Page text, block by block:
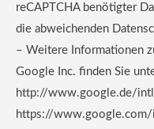
reCAPTCHA benötigter
die abweichenden
– Weitere Informationen
Google Inc. finden Sie
http://www.google.de/
https://